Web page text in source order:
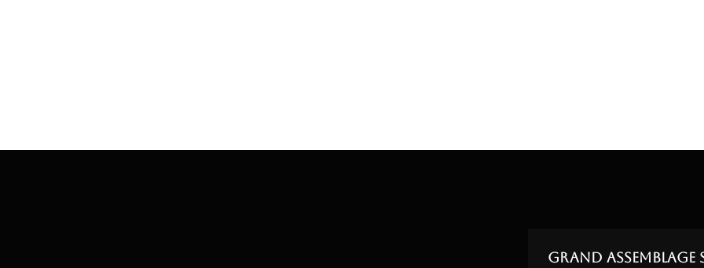
Grand Assemblage